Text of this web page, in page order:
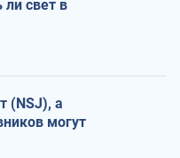
ли свет в
(NSJ), а
могут